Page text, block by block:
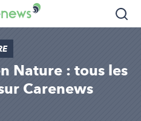
Nature : tous les
Carenews